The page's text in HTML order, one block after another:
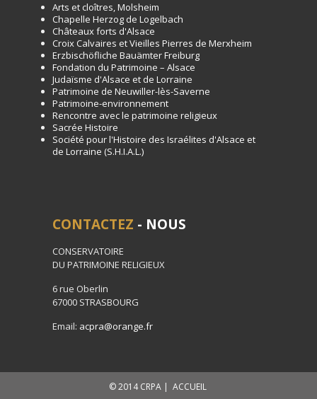
Arts et cloîtres, Molsheim
Chapelle Herzog de Logelbach
Châteaux forts d'Alsace
Croix Calvaires et Vieilles Pierres de Merxheim
Erzbischöfliche Bauämter Freiburg
Fondation du Patrimoine – Alsace
Judaïsme d'Alsace et de Lorraine
Patrimoine de Neuwiller-lès-Saverne
Patrimoine-environnement
Rencontre avec le patrimoine religieux
Sacrée Histoire
Société pour l'Histoire des Israélites d'Alsace et
de Lorraine (S.H.I.A.L.)
CONTACTEZ - NOUS
CONSERVATOIRE
DU PATRIMOINE RELIGIEUX
6 rue Oberlin
67000 STRASBOURG
Email: acpra@orange.fr
© 2014 CRPA | ACCUEIL